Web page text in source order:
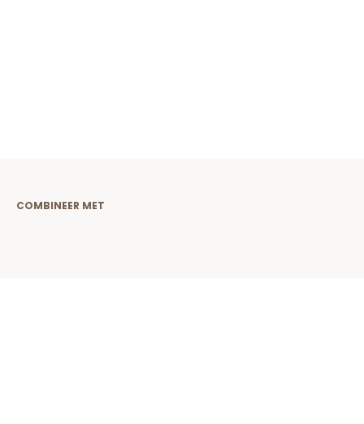
COMBINEER MET